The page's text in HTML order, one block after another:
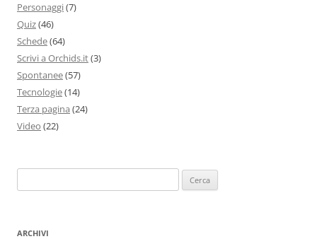
Personaggi(7)
Quiz(46)
Schede(64)
Scrivi a Orchids.it(3)
Spontanee(57)
Tecnologie(14)
Terza pagina (24)
Video (22)
per:
ARCHIVI